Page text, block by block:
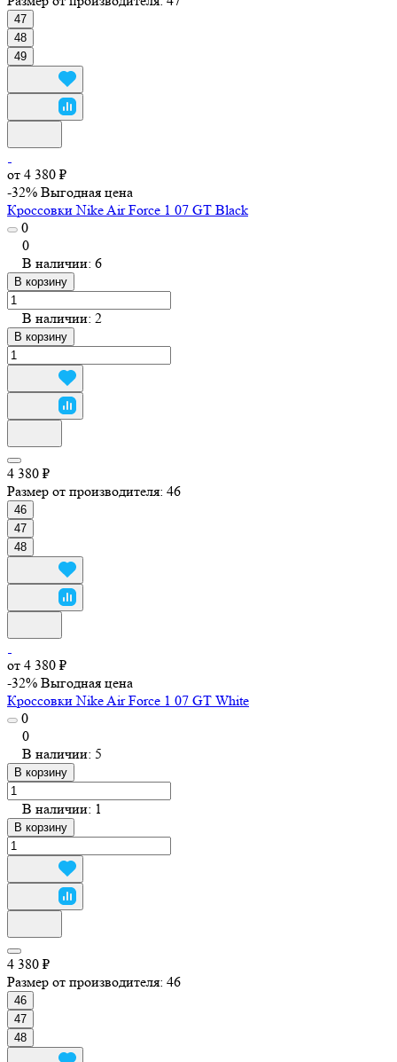
47
48
49
от 4 380 ₽
-32% Выгодная цена
Кроссовки Nike Air Force 1 07 GT Black
0
0
В наличии: 6
В корзину
В наличии: 2
В корзину
4 380 ₽
Размер от производителя: 46
46
47
48
от 4 380 ₽
-32% Выгодная цена
Кроссовки Nike Air Force 1 07 GT White
0
0
В наличии: 5
В корзину
В наличии: 1
В корзину
4 380 ₽
Размер от производителя: 46
46
47
48